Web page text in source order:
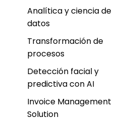
Analítica y ciencia de
datos
Transformación de
procesos
Detección facial y
predictiva con AI
Invoice Management
Solution